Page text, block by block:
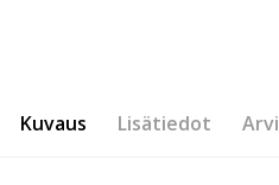
Kuvaus Lisätiedot